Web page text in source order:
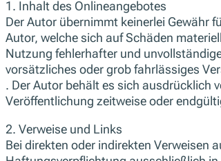
1. Inhalt des Onlineangebotes
Der Autor übernimmt keinerlei Gewähr
Autor, welche sich auf Schäden
Nutzung fehlerhafter und
vorsätzliches oder grob fahrlässiges
. Der Autor behält es sich ausdrücklich
Veröffentlichung zeitweise oder
2. Verweise und Links
Bei direkten oder indirekten Verweisen